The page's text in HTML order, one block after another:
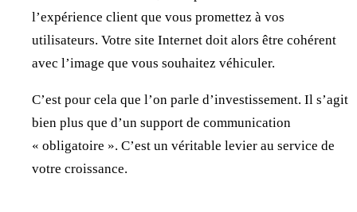
l’expérience client que vous promettez à vos
utilisateurs. Votre site Internet doit alors être cohérent
avec l’image que vous souhaitez véhiculer.
C’est pour cela que l’on parle d’investissement. Il s’agit
bien plus que d’un support de communication
« obligatoire ». C’est un véritable levier au service de
votre croissance.